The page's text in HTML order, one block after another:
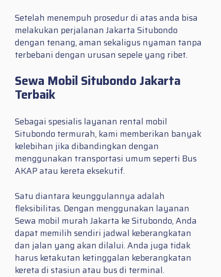
Setelah menempuh prosedur di atas anda bisa
melakukan perjalanan Jakarta Situbondo
dengan tenang, aman sekaligus nyaman tanpa
terbebani dengan urusan sepele yang ribet.
Sewa Mobil Situbondo Jakarta
Terbaik
Sebagai spesialis layanan rental mobil
Situbondo termurah, kami memberikan banyak
kelebihan jika dibandingkan dengan
menggunakan transportasi umum seperti Bus
AKAP atau kereta eksekutif.
Satu diantara keunggulannya adalah
fleksibilitas. Dengan menggunakan layanan
Sewa mobil murah Jakarta ke Situbondo, Anda
dapat memilih sendiri jadwal keberangkatan
dan jalan yang akan dilalui. Anda juga tidak
harus ketakutan ketinggalan keberangkatan
kereta di stasiun atau bus di terminal.